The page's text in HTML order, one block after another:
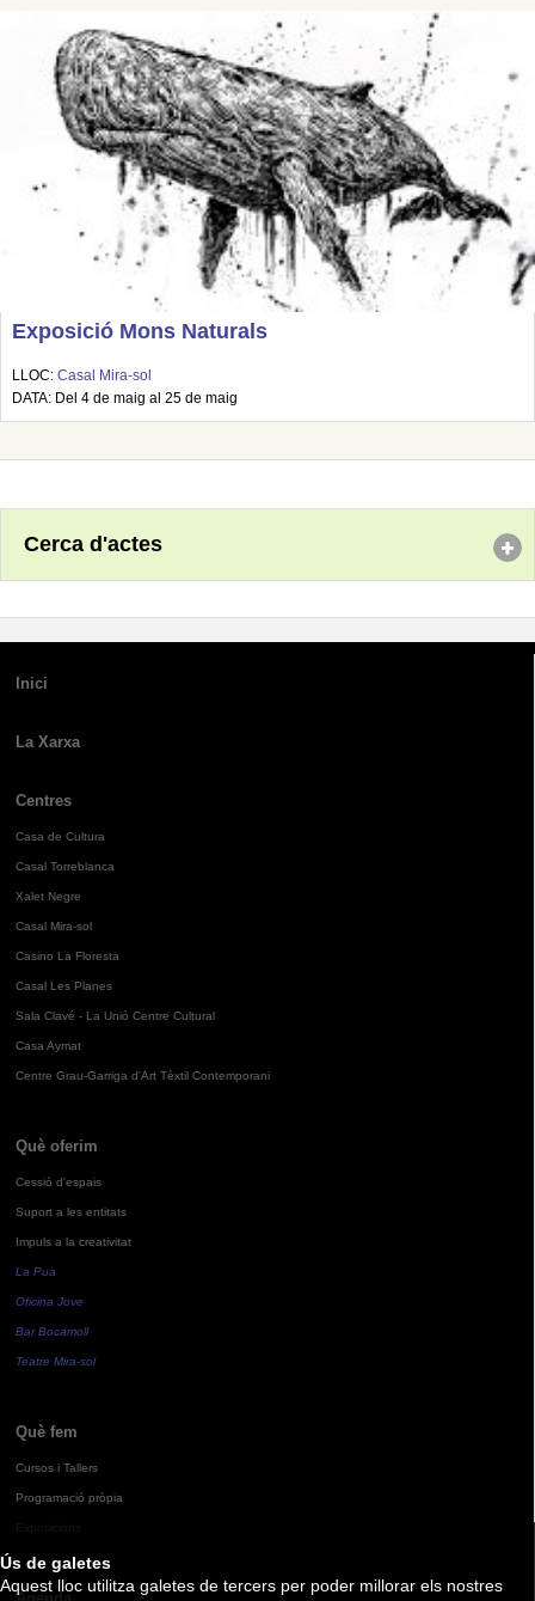
Ús de galetes
Aquest lloc utilitza galetes de tercers per poder millorar els nostres
Exposició Mons Naturals
LLOC: Casal Mira-sol
DATA: Del 4 de maig al 25 de maig
Cerca d'actes
Inici
La Xarxa
Centres
Casa de Cultura
Casal Torreblanca
Xalet Negre
Casal Mira-sol
Casino La Floresta
Casal Les Planes
Sala Clavé - La Unió Centre Cultural
Casa Aymat
Centre Grau-Garriga d'Art Tèxtil Contemporani
Què oferim
Cessió d'espais
Suport a les entitats
Impuls a la creativitat
La Pua
Oficina Jove
Bar Bocamoll
Teatre Mira-sol
Què fem
Cursos i Tallers
Programació pròpia